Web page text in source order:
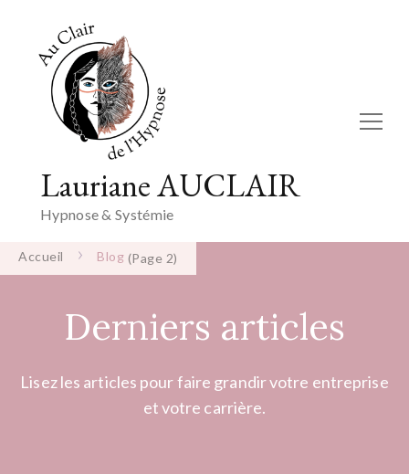
Lauriane AUCLAIR
Hypnose & Systémie
Accueil Blog (Page 2)
Derniers articles
Lisez les articles pour faire grandir votre entreprise
et votre carrière.